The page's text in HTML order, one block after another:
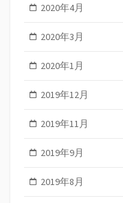
2020年4月
2020年3月
2020年1月
2019年12月
2019年11月
2019年9月
2019年8月